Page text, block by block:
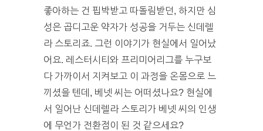
좋아하는 건 핍박받고 따돌림받던, 하지만 심
성은 곱디고운 약자가 성공을 거두는 신데렐
라 스토리죠. 그런 이야기가 현실에서 일어났
어요. 레스터시티와 프리미어리그를 누구보
다 가까이서 지켜보고 이 과정을 온몸으로 느
끼셨을 텐데, 베넷 씨는 어떠셨나요? 현실에
서 일어난 신데렐라 스토리가 베넷 씨의 인생
에 무언가 전환점이 된 것 같으세요?